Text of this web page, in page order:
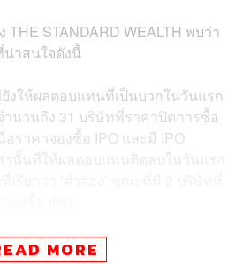
STANDARD WEALTH พบว่า
น่าสนใจดังนี้
งให้ผลตอบแทนที่เป็นบวกในวันแรก
ำนวนถึง 31 บริษัทที่ราคาปิดการซื้อ
ราคาจองซื้อ IPO และมี IPO
านั้นที่ให้ผลตอบแทนติดลบในวันแรก
น SET ที่โชว์ฟอร์ม ‘รุ่ง’ หรือให้ผล
MORE